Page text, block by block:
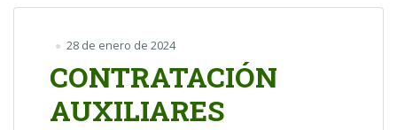
28 de enero de 2024
CONTRATACIÓN
AUXILIARES